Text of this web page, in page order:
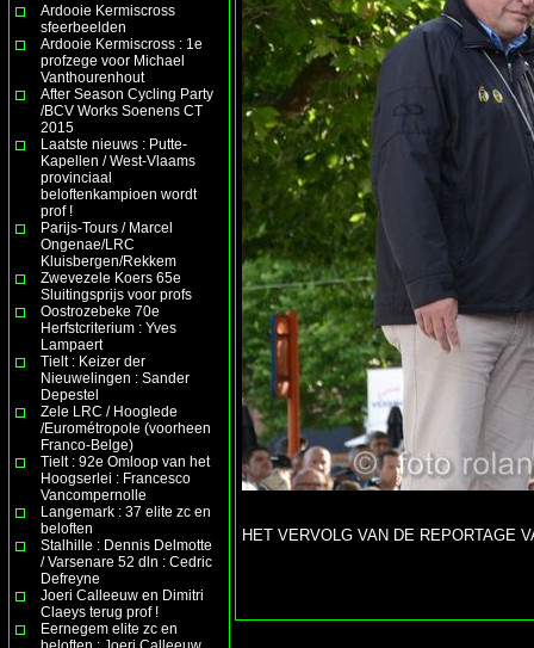
Ardooie Kermiscross
sfeerbeelden
Ardooie Kermiscross : 1e
profzege voor Michael
Vanthourenhout
After Season Cycling Party
/BCV Works Soenens CT
2015
Laatste nieuws : Putte-
Kapellen / West-Vlaams
provinciaal
beloftenkampioen wordt
prof !
Parijs-Tours / Marcel
Ongenae/LRC
Kluisbergen/Rekkem
Zwevezele Koers 65e
Sluitingsprijs voor profs
Oostrozebeke 70e
Herfstcriterium : Yves
Lampaert
Tielt : Keizer der
Nieuwelingen : Sander
Depestel
Zele LRC / Hooglede
/Eurométropole (voorheen
Franco-Belge)
Tielt : 92e Omloop van het
Hoogserlei : Francesco
Vancompernolle
Langemark : 37 elite zc en
beloften
Stalhille : Dennis Delmotte
/ Varsenare 52 dln : Cedric
Defreyne
Joeri Calleeuw en Dimitri
Claeys terug prof !
Eernegem elite zc en
HET VERVOLG VAN DE